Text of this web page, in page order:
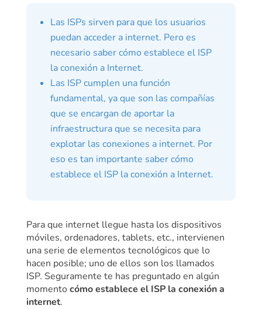
Las ISPs sirven para que los usuarios
puedan acceder a internet. Pero es
necesario saber cómo establece el ISP
la conexión a Internet.
Las ISP cumplen una función
fundamental, ya que son las compañías
que se encargan de aportar la
infraestructura que se necesita para
explotar las conexiones a internet. Por
eso es tan importante saber cómo
establece el ISP la conexión a Internet.
Para que internet llegue hasta los dispositivos
móviles, ordenadores, tablets, etc., intervienen
una serie de elementos tecnológicos que lo
hacen posible; uno de ellos son los llamados
ISP. Seguramente te has preguntado en algún
momentocómo establece el ISP la conexión a
internet.